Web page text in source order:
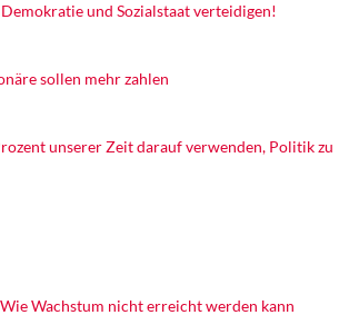
und Sozialstaat verteidigen!
sollen mehr zahlen
unserer Zeit darauf verwenden, Politik zu
Wachstum nicht erreicht werden kann